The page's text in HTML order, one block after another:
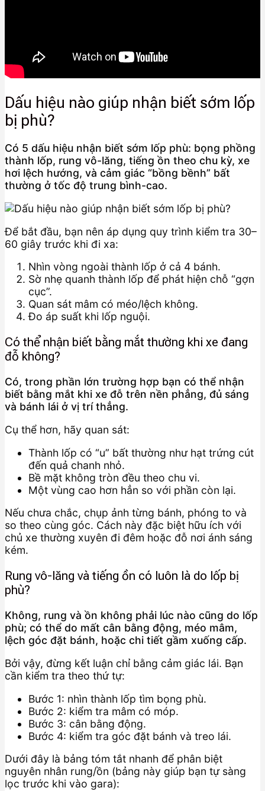
Dấu hiệu nào giúp nhận biết sớm lốp
bị phù?
Có 5 dấu hiệu nhận biết sớm lốp phù: bọng phồng
thành lốp, rung vô-lăng, tiếng ồn theo chu kỳ, xe
hơi lệch hướng, và cảm giác “bồng bềnh” bất
thường ở tốc độ trung bình-cao.
Để bắt đầu, bạn nên áp dụng quy trình kiểm tra 30–
60 giây trước khi đi xa:
Nhìn vòng ngoài thành lốp ở cả 4 bánh.
Sờ nhẹ quanh thành lốp để phát hiện chỗ “gợn
cục”.
Quan sát mâm có méo/lệch không.
Đo áp suất khi lốp nguội.
Có thể nhận biết bằng mắt thường khi xe đang
đỗ không?
Có, trong phần lớn trường hợp bạn có thể nhận
biết bằng mắt khi xe đỗ trên nền phẳng, đủ sáng
và bánh lái ở vị trí thẳng.
Cụ thể hơn, hãy quan sát:
Thành lốp có “u” bất thường như hạt trứng cút
đến quả chanh nhỏ.
Bề mặt không tròn đều theo chu vi.
Một vùng cao hơn hẳn so với phần còn lại.
Nếu chưa chắc, chụp ảnh từng bánh, phóng to và
so theo cùng góc. Cách này đặc biệt hữu ích với
chủ xe thường xuyên đi đêm hoặc đỗ nơi ánh sáng
kém.
Rung vô-lăng và tiếng ồn có luôn là do lốp bị
phù?
Không, rung và ồn không phải lúc nào cũng do lốp
phù; có thể do mất cân bằng động, méo mâm,
lệch góc đặt bánh, hoặc chi tiết gầm xuống cấp.
Bởi vậy, đừng kết luận chỉ bằng cảm giác lái. Bạn
cần kiểm tra theo thứ tự:
Bước 1: nhìn thành lốp tìm bọng phù.
Bước 2: kiểm tra mâm có móp.
Bước 3: cân bằng động.
Bước 4: kiểm tra góc đặt bánh và treo lái.
Dưới đây là bảng tóm tắt nhanh để phân biệt
nguyên nhân rung/ồn (bảng này giúp bạn tự sàng
lọc trước khi vào gara):